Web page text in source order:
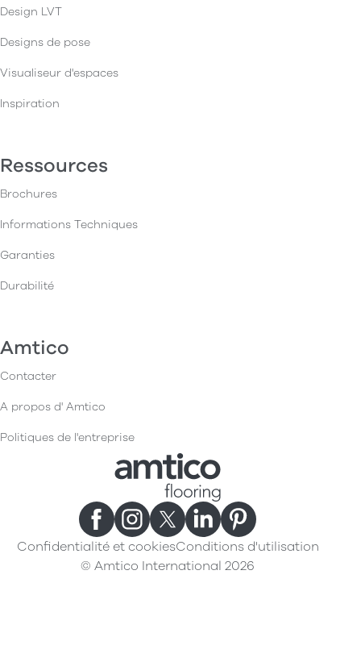
Design LVT
Designs de pose
Visualiseur d'espaces
Inspiration
Ressources
Brochures
Informations Techniques
Garanties
Durabilité
Amtico
Contacter
A propos d' Amtico
Politiques de l'entreprise
Confidentialité et cookiesConditions d'utilisation
© Amtico International 2026